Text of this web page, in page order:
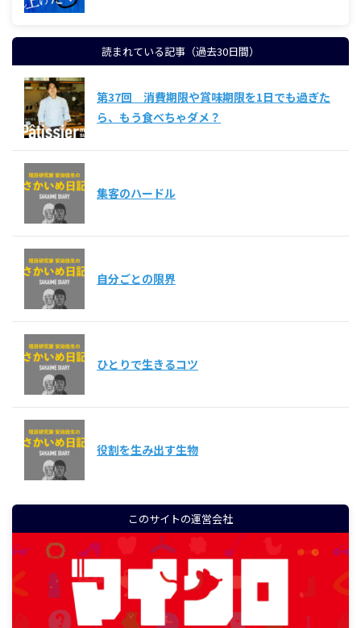
読まれている記事（過去30日間）
第37回 消費期限や賞味期限を1日でも過ぎた
ら、もう食べちゃダメ？
集客のハードル
自分ごとの限界
ひとりで生きるコツ
役割を生み出す生物
このサイトの運営会社